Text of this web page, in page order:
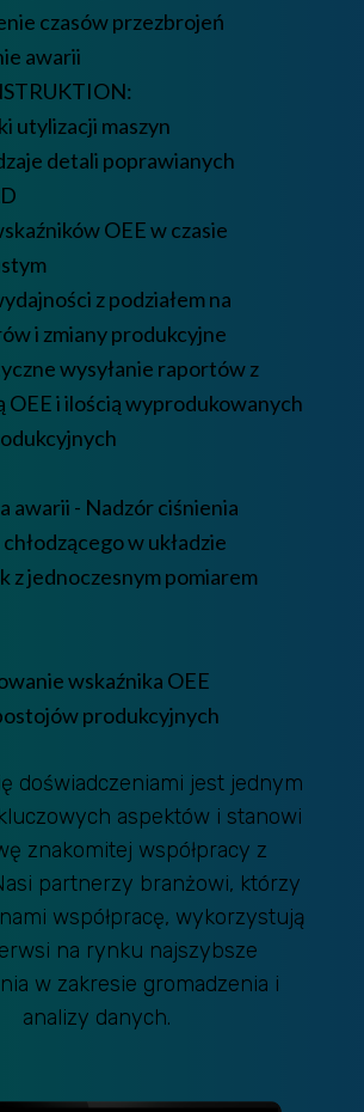
czasów przezbrojeń
awarii
utylizacji maszyn
detali poprawianych
OEE w czasie
z podziałem na
i zmiany produkcyjne
wysyłanie raportów z
OEE i ilością wyprodukowanych
awarii - Nadzór ciśnienia
w układzie
z jednoczesnym pomiarem
wskaźnika OEE
produkcyjnych
doświadczeniami jest jednym
aspektów i stanowi
znakomitej współpracy z
partnerzy branżowi, którzy
współpracę, wykorzystują
na rynku najszybsze
w zakresie gromadzenia i
analizy danych.